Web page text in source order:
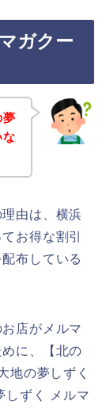
ガクー
夢
な
由は、横浜
お得な割引
布している
店がメルマ
に、【北の
地の夢しずく
しずく メルマ